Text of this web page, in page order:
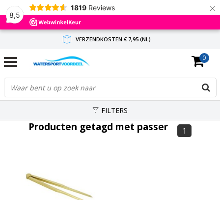
8,5
1819 Reviews ×
VERZENDKOSTEN € 7,95 (NL)
GRATIS VERZENDING(NL) VANAF € 65,-
BINNEN 1-3 WERKDAGEN ANTWOORD
0
FILTERS
Producten getagd met passer 1